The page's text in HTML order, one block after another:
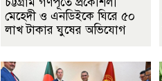
মেহেদী ও এনডিইকে ঘিরে ৫০
লাখ টাকার ঘুষের অভিযোগ